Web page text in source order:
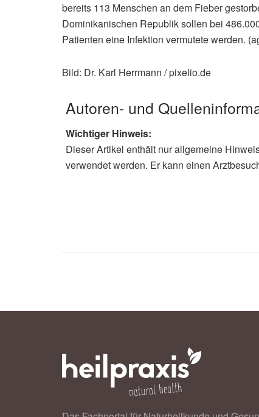
bereits 113 Menschen an dem Fieber
Dominikanischen Republik sollen bei
Patienten eine Infektion vermutete werden.
Bild: Dr. Karl Herrmann / pixelio.de
Autoren- und
Wichtiger Hinweis:
Dieser Artikel enthält nur allgemeine
verwendet werden. Er kann einen